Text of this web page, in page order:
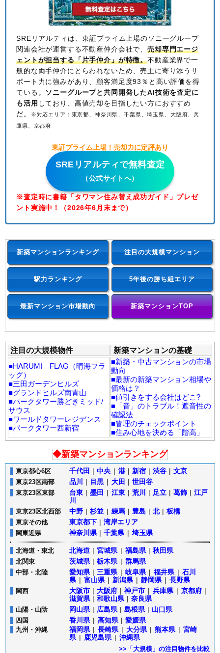
SREリアルティは、東証プライム上場のソニーグループ
関連会社が運営する不動産仲介会社で、売却専門エージ
ェントが担当する「片手仲介」が特徴。不動産業界で一
般的な両手仲介にとらわれないため、売主に寄り添うサ
ポート力に強みがあり、顧客満足度93％と高い評価を得
ている。
ソニーグループと共同開発したAI技術を査定に
も活用 しており、高値売却を目指したい方におすすめ
だ。
※対応エリア：東京都、神奈川県、千葉県、埼玉県、大阪府、兵
庫県、京都府
東証プライム上場！売却力に定評あり
SREリアルティで無料査定
（公式サイトへ）
※査定時に書籍「タワマン住み替え成功ガイド」プレゼ
ント実施中！（2026年6月末まで）
新築マンションランキング 注目の大規模マンション
駅力ランキング 5年後の勝ち組エリア
最新マンション市場動向 新築マンションTOP
注目の大規模物件
新築マンションの基礎
■HARUMI FLAG（晴海フラ
ッグ）
■三田ガーデンヒルズ
■グランドヒルズ南青山
■パークタワー勝どきミッド/
サウス
■ワールドタワーレジデンス
■パークタワー西新宿
■新築・中古マンションの市場
動向
■最新の新築マンション相場や
価格は？
■値引きをする会社はどこ?
■ 「音」のトラブル！遮音性の
確認法
■管理のチェックポイント
■住み心地を決める「階高」
◆新築マンションランキング
東京都心6区 千代田 | 中央 | 港 | 新宿 | 渋谷 | 文京
東京23区南部 品川 | 目黒 | 大田 | 世田谷
東京23区東部 台東 | 墨田 | 江東 | 荒川 | 足立 | 葛飾 | 江戸
川
東京23区北西部 中野 | 杉並 | 練馬 | 豊島 | 北 | 板橋
東京その他 東京都下 | 湾岸エリア
関東近県 神奈川県 | 千葉県 | 埼玉県
北海道・東北 北海道 | 宮城県 | 福島県 | 秋田県
北関東 茨城県 | 栃木県 | 群馬県
中部・北陸 愛知県 | 三重県 | 岐阜県 | 福井県 | 石川
県 | 富山県 | 新潟県 | 静岡県 | 長野県
関西 大阪市 | 大阪府 | 神戸市 | 兵庫県 | 京都府 |
滋賀県 | 和歌山県 | 奈良県
山陽・山陰 岡山県 | 広島県 | 島根県 | 山口県
四国 香川県 | 高知県 | 愛媛県
九州・沖縄 福岡県 | 長崎県 | 大分県 | 熊本県 | 宮崎
県 | 鹿児島県 | 沖縄県
>>「大規模」の注目物件を比較